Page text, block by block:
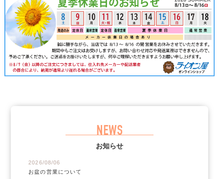
NEWS
お知らせ
2026/08/06
お盆の営業について